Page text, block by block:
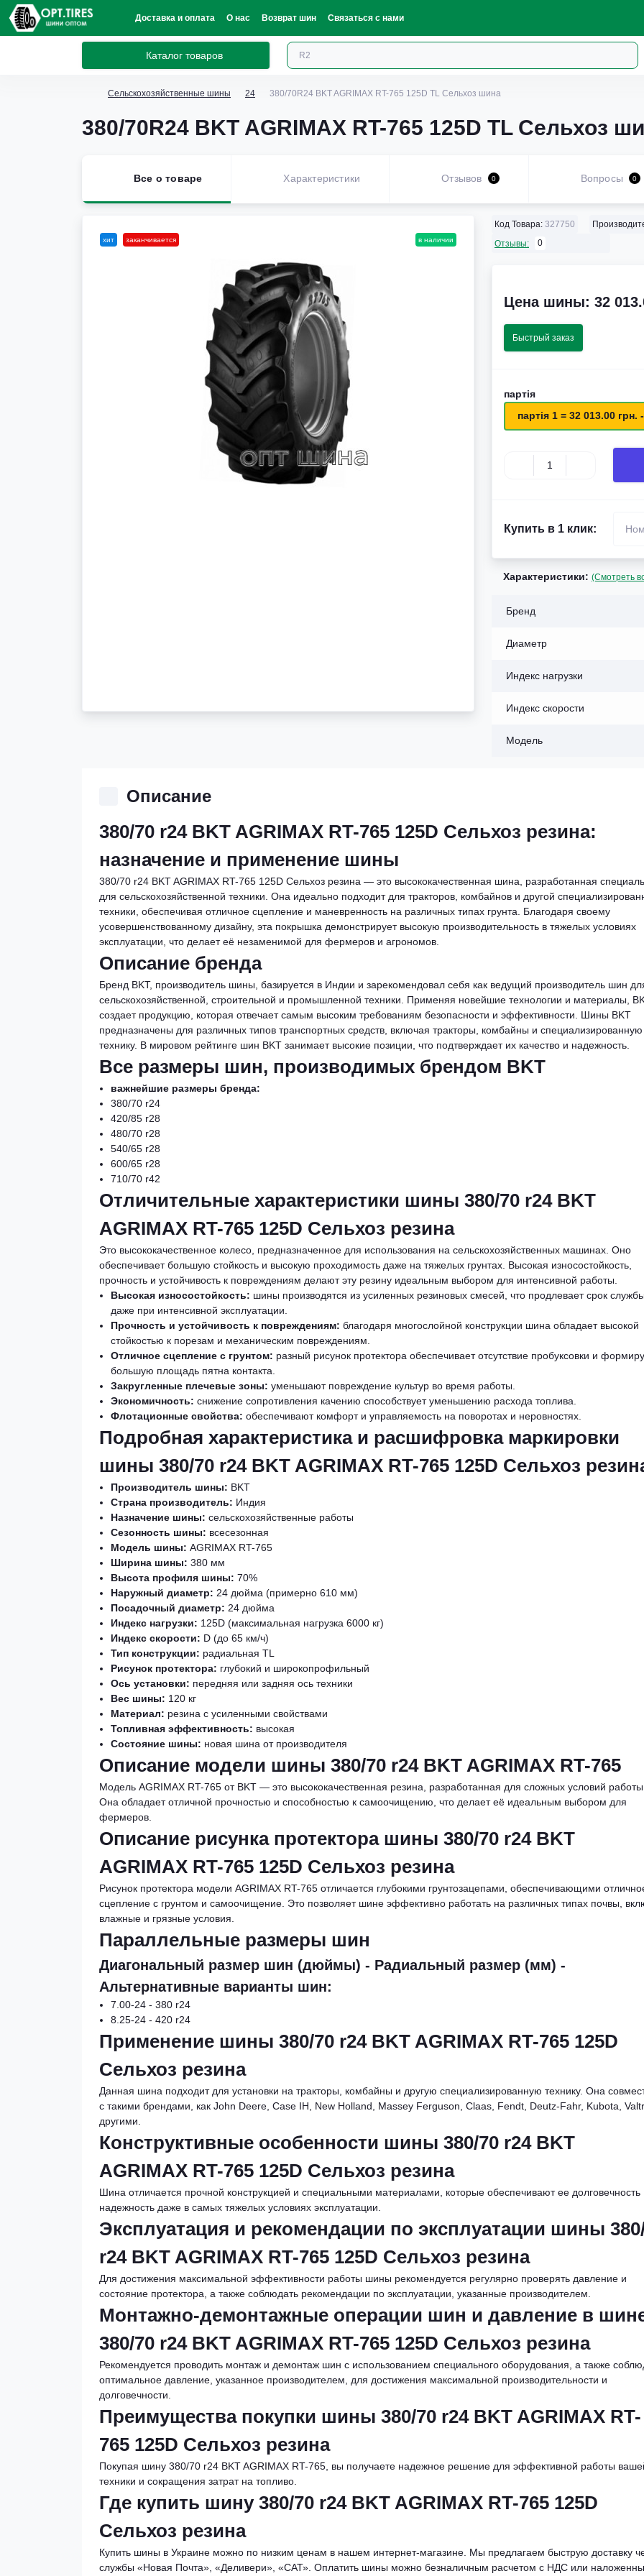
Доставка и оплата О нас Возврат шин Связаться с нами
Каталог товаров
Сельскохозяйственные шины 24 380/70R24 BKT AGRIMAX RT-765 125D TL Сельхоз шина
380/70R24 BKT AGRIMAX RT-765 125D TL Сельхоз
Все о товаре Характеристики Отзывов 0 Вопросы 0
хит заканчивается в наличии
Код Товара: 327750
Отзывы:
0
Цена шины: 32
Быстрый заказ
партія
партія 1 = 32 013.00 грн.
Купить в 1 клик:
Характеристики: (Смотреть
Бренд
Диаметр
Индекс нагрузки
Индекс скорости
Модель
Описание
380/70 r24 BKT AGRIMAX RT-765 125D Сельхоз резина:
назначение и применение шины
380/70 r24 BKT AGRIMAX RT-765 125D Сельхоз резина — это высококачественная шина, разработанная
для сельскохозяйственной техники. Она идеально подходит для тракторов, комбайнов и другой
техники, обеспечивая отличное сцепление и маневренность на различных типах грунта. Благодаря своему
усовершенствованному дизайну, эта покрышка демонстрирует высокую производительность в тяжелых условиях
эксплуатации, что делает её незаменимой для фермеров и агрономов.
Описание бренда
Бренд BKT, производитель шины, базируется в Индии и зарекомендовал себя как ведущий производитель шин
сельскохозяйственной, строительной и промышленной техники. Применяя новейшие технологии и материалы,
создает продукцию, которая отвечает самым высоким требованиям безопасности и эффективности. Шины BKT
предназначены для различных типов транспортных средств, включая тракторы, комбайны и специализированную
технику. В мировом рейтинге шин BKT занимает высокие позиции, что подтверждает их качество и надежность.
Все размеры шин, производимых брендом BKT
важнейшие размеры бренда:
380/70 r24
420/85 r28
480/70 r28
540/65 r28
600/65 r28
710/70 r42
Отличительные характеристики шины 380/70 r24 BKT
AGRIMAX RT-765 125D Сельхоз резина
Это высококачественное колесо, предназначенное для использования на сельскохозяйственных машинах. Оно
обеспечивает большую стойкость и высокую проходимость даже на тяжелых грунтах. Высокая износостойкость,
прочность и устойчивость к повреждениям делают эту резину идеальным выбором для интенсивной работы.
Высокая износостойкость: шины производятся из усиленных резиновых смесей, что продлевает срок службы
даже при интенсивной эксплуатации.
Прочность и устойчивость к повреждениям: благодаря многослойной конструкции шина обладает высокой
стойкостью к порезам и механическим повреждениям.
Отличное сцепление с грунтом: разный рисунок протектора обеспечивает отсутствие пробуксовки и
большую площадь пятна контакта.
Закругленные плечевые зоны: уменьшают повреждение культур во время работы.
Экономичность: снижение сопротивления качению способствует уменьшению расхода топлива.
Флотационные свойства: обеспечивают комфорт и управляемость на поворотах и неровностях.
Подробная характеристика и расшифровка маркировки
шины 380/70 r24 BKT AGRIMAX RT-765 125D Сельхоз
Производитель шины: BKT
Страна производитель: Индия
Назначение шины: сельскохозяйственные работы
Сезонность шины: всесезонная
Модель шины: AGRIMAX RT-765
Ширина шины: 380 мм
Высота профиля шины: 70%
Наружный диаметр: 24 дюйма (примерно 610 мм)
Посадочный диаметр: 24 дюйма
Индекс нагрузки: 125D (максимальная нагрузка 6000 кг)
Индекс скорости: D (до 65 км/ч)
Тип конструкции: радиальная TL
Рисунок протектора: глубокий и широкопрофильный
Ось установки: передняя или задняя ось техники
Вес шины: 120 кг
Материал: резина с усиленными свойствами
Топливная эффективность: высокая
Состояние шины: новая шина от производителя
Описание модели шины 380/70 r24 BKT AGRIMAX RT-765
Модель AGRIMAX RT-765 от BKT — это высококачественная резина, разработанная для сложных условий работы.
Она обладает отличной прочностью и способностью к самоочищению, что делает её идеальным выбором для
фермеров.
Описание рисунка протектора шины 380/70 r24 BKT
AGRIMAX RT-765 125D Сельхоз резина
Рисунок протектора модели AGRIMAX RT-765 отличается глубокими грунтозацепами, обеспечивающими
сцепление с грунтом и самоочищение. Это позволяет шине эффективно работать на различных типах почвы,
влажные и грязные условия.
Параллельные размеры шин
Диагональный размер шин (дюймы) - Радиальный размер (мм) -
Альтернативные варианты шин:
7.00-24 - 380 r24
8.25-24 - 420 r24
Применение шины 380/70 r24 BKT AGRIMAX RT-765 125D
Сельхоз резина
Данная шина подходит для установки на тракторы, комбайны и другую специализированную технику. Она
с такими брендами, как John Deere, Case IH, New Holland, Massey Ferguson, Claas, Fendt, Deutz-Fahr, Kubota,
другими.
Конструктивные особенности шины 380/70 r24 BKT
AGRIMAX RT-765 125D Сельхоз резина
Шина отличается прочной конструкцией и специальными материалами, которые обеспечивают ее долговечность
надежность даже в самых тяжелых условиях эксплуатации.
Эксплуатация и рекомендации по эксплуатации шины
r24 BKT AGRIMAX RT-765 125D Сельхоз резина
Для достижения максимальной эффективности работы шины рекомендуется регулярно проверять давление и
состояние протектора, а также соблюдать рекомендации по эксплуатации, указанные производителем.
Монтажно-демонтажные операции шин и давление в
380/70 r24 BKT AGRIMAX RT-765 125D Сельхоз резина
Рекомендуется проводить монтаж и демонтаж шин с использованием специального оборудования, а также
оптимальное давление, указанное производителем, для достижения максимальной производительности и
долговечности.
Преимущества покупки шины 380/70 r24 BKT AGRIMAX RT-
765 125D Сельхоз резина
Покупая шину 380/70 r24 BKT AGRIMAX RT-765, вы получаете надежное решение для эффективной работы
техники и сокращения затрат на топливо.
Где купить шину 380/70 r24 BKT AGRIMAX RT-765 125D
Сельхоз резина
Купить шины в Украине можно по низким ценам в нашем интернет-магазине. Мы предлагаем быструю доставку
службы «Новая Почта», «Деливери», «САТ». Оплатить шины можно безналичным расчетом с НДС или